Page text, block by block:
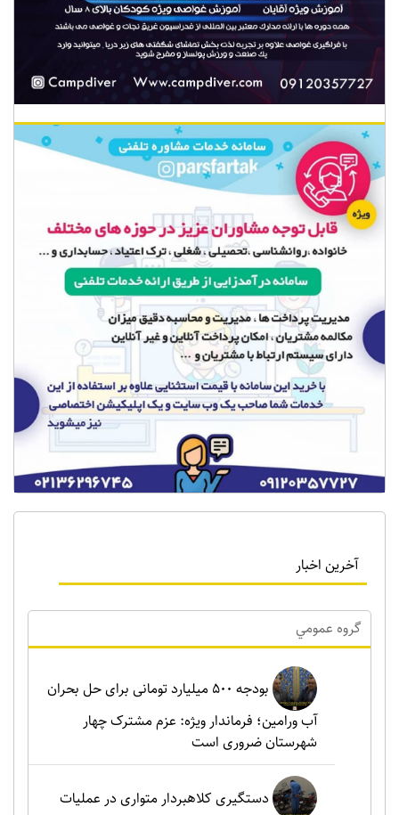
آخرین اخبار
گروه عمومي
بودجه ۵۰۰ میلیارد تومانی برای حل بحران
آب ورامین؛ فرماندار ویژه: عزم مشترک چهار
شهرستان ضروری است
دستگیری کلاهبردار متواری در عملیات